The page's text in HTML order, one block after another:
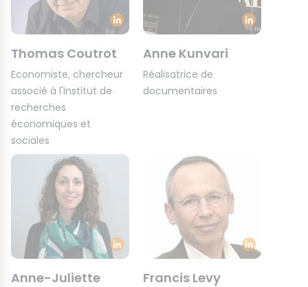
Thomas Coutrot
Economiste, chercheur
associé à l'Institut de
recherches
économiques et
sociales
Anne Kunvari
Réalisatrice de
documentaires
Anne-Juliette
Francis Levy